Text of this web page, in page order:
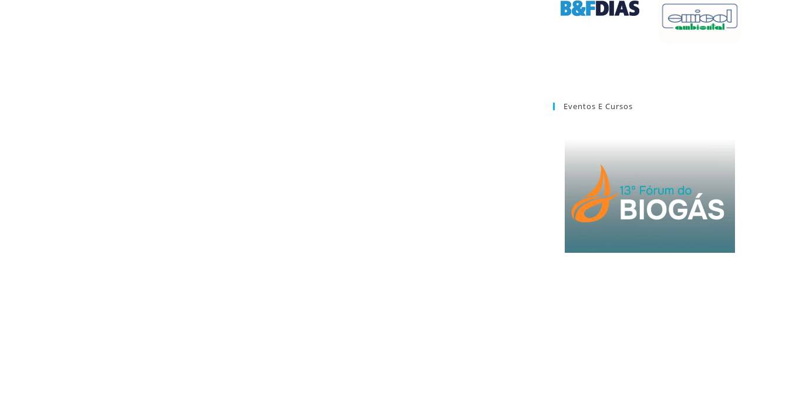
Eventos E Cursos